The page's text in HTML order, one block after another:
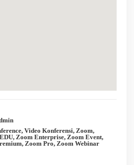
, Video Konferensi, Zoom,
, Zoom Enterprise, Zoom Event,
, Zoom Pro, Zoom Webinar